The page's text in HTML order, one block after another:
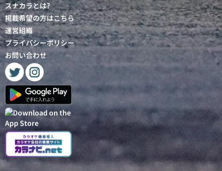
スナカラとは?
掲載希望の方はこちら
運営組織
プライバシーポリシー
お問い合わせ